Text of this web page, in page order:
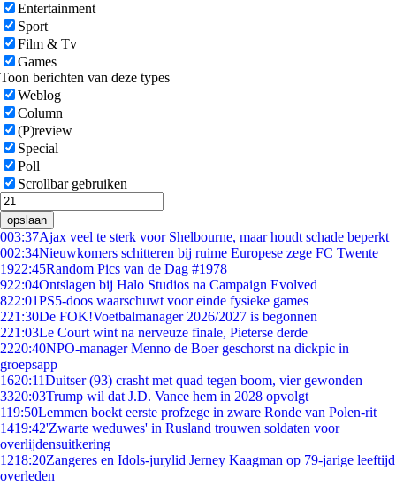
Entertainment
Sport
Film & Tv
Games
Toon berichten van deze types
Weblog
Column
(P)review
Special
Poll
Scrollbar gebruiken
opslaan
003:37Ajax veel te sterk voor Shelbourne, maar houdt schade beperkt
002:34Nieuwkomers schitteren bij ruime Europese zege FC Twente
1922:45Random Pics van de Dag #1978
922:04Ontslagen bij Halo Studios na Campaign Evolved
822:01PS5-doos waarschuwt voor einde fysieke games
221:30De FOK!Voetbalmanager 2026/2027 is begonnen
221:03Le Court wint na nerveuze finale, Pieterse derde
2220:40NPO-manager Menno de Boer geschorst na dickpic in
groepsapp
1620:11Duitser (93) crasht met quad tegen boom, vier gewonden
3320:03Trump wil dat J.D. Vance hem in 2028 opvolgt
119:50Lemmen boekt eerste profzege in zware Ronde van Polen-rit
1419:42'Zwarte weduwes' in Rusland trouwen soldaten voor
overlijdensuitkering
1218:20Zangeres en Idols-jurylid Jerney Kaagman op 79-jarige leeftijd
overleden